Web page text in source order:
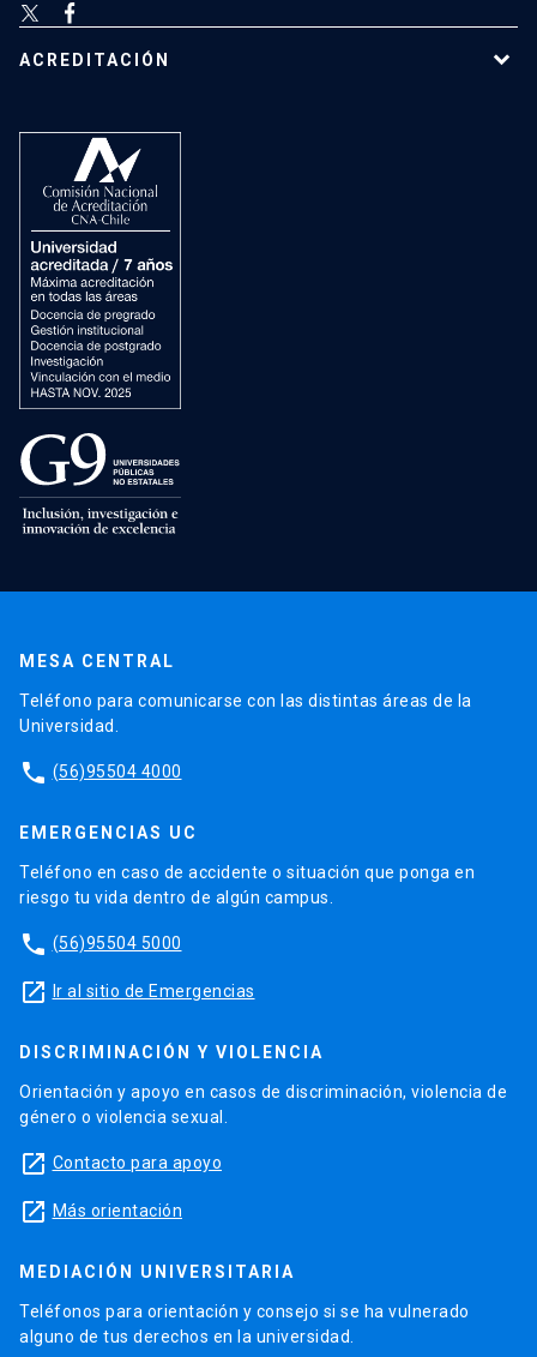
ACREDITACIÓN
MESA CENTRAL
Teléfono para comunicarse con las distintas áreas de la
Universidad.
phone (56)95504 4000
EMERGENCIAS UC
Teléfono en caso de accidente o situación que ponga en
riesgo tu vida dentro de algún campus.
phone (56)95504 5000
launch Ir al sitio de Emergencias
DISCRIMINACIÓN Y VIOLENCIA
Orientación y apoyo en casos de discriminación, violencia de
género o violencia sexual.
launch Contacto para apoyo
launch Más orientación
MEDIACIÓN UNIVERSITARIA
Teléfonos para orientación y consejo si se ha vulnerado
alguno de tus derechos en la universidad.